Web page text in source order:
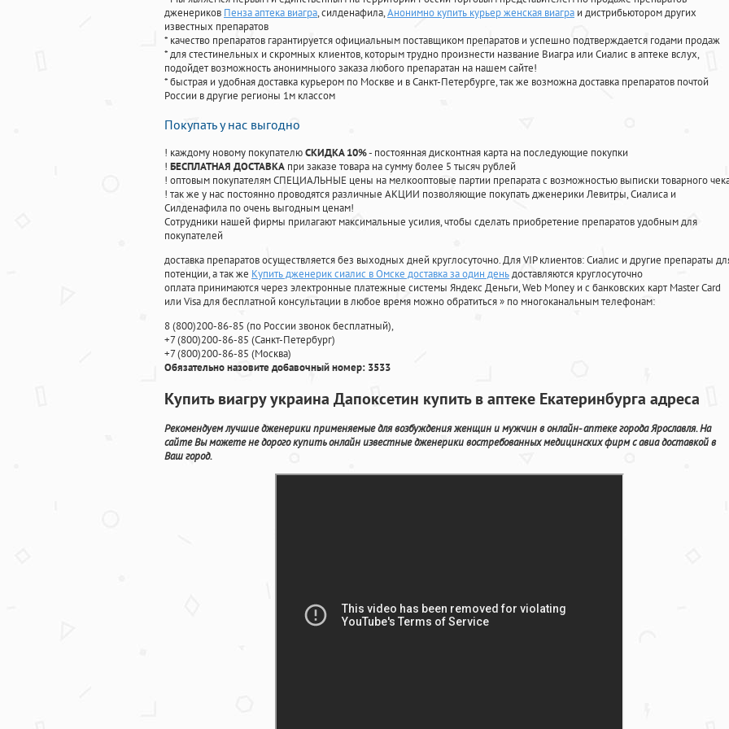
дженериков Пенза аптека виагра, силденафила,Анонимно купить курьер женская виагра и дистрибьютором других
известных препаратов
* качество препаратов гарантируется официальным поставщиком препаратов и успешно подтверждается годами продаж
* для стестинельных и скромных клиентов, которым трудно произнести название Виагра или Сиалис в аптеке вслух,
подойдет возможность анонимныого заказа любого препаратан на нашем сайте!
* быстрая и удобная доставка курьером по Москве и в Санкт-Петербурге, так же возможна доставка препаратов почтой
России в другие регионы 1м классом
Покупать у нас выгодно
! каждому новому покупателюСКИДКА 10%- постоянная дисконтная карта на последующие покупки
! БЕСПЛАТНАЯ ДОСТАВКА при заказе товара на сумму более 5 тысяч рублей
! оптовым покупателям СПЕЦИАЛЬНЫЕ цены на мелкооптовые партии препарата с возможностью выписки товарного
! так же у нас постоянно проводятся различные АКЦИИ позволяющие покупать дженерики Левитры, Сиалиса и
Силденафила по очень выгодным ценам!
Cотрудники нашей фирмы прилагают максимальные усилия, чтобы сделать приобретение препаратов удобным для
покупателей
доставка препаратов осуществляется без выходных дней круглосуточно. Для VIP клиентов: Сиалис и другие препараты
потенции, а так же Купить дженерик сиалис в Омске доставка за один деньдоставляются круглосуточно
оплата принимаются через электронные платежные системы Яндекс Деньги, Web Money и с банковских карт Master Card
или Visa для бесплатной консультации в любое время можно обратиться» по многоканальным телефонам:
8(800)200-86-85 (по России звонок бесплатный),
+7(800)200-86-85 (Санкт-Петербург)
+7(800)200-86-85 (Москва)
Обязательно назовите добавочный номер: 3533
Купить виагру украина Дапоксетин купить в аптеке Екатеринбурга адреса
Рекомендуем лучшие дженерики применяемые для возбуждения женщин и мужчин в онлайн- аптеке города Ярославля. На
сайте Вы можете не дорого купить онлайн известные дженерики востребованных медицинских фирм с авиа доставкой в
Ваш город.